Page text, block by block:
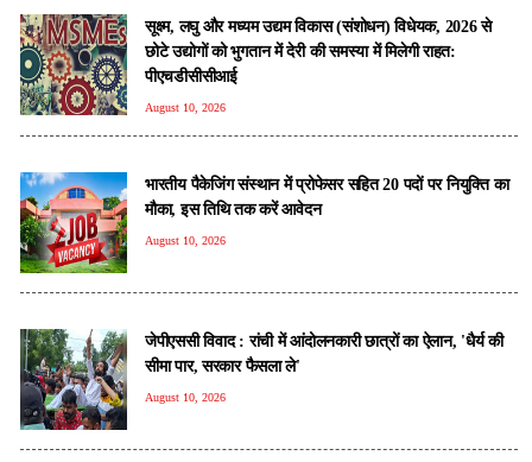
सूक्ष्म, लघु और मध्यम उद्यम विकास (संशोधन) विधेयक, 2026 से
छोटे उद्योगों को भुगतान में देरी की समस्या में मिलेगी राहत:
पीएचडीसीसीआई
August 10, 2026
भारतीय पैकेजिंग संस्थान में प्रोफेसर सहित 20 पदों पर नियुक्ति का
मौका, इस तिथि तक करें आवेदन
August 10, 2026
जेपीएससी विवाद : रांची में आंदोलनकारी छात्रों का ऐलान, 'धैर्य की
सीमा पार, सरकार फैसला ले'
August 10, 2026